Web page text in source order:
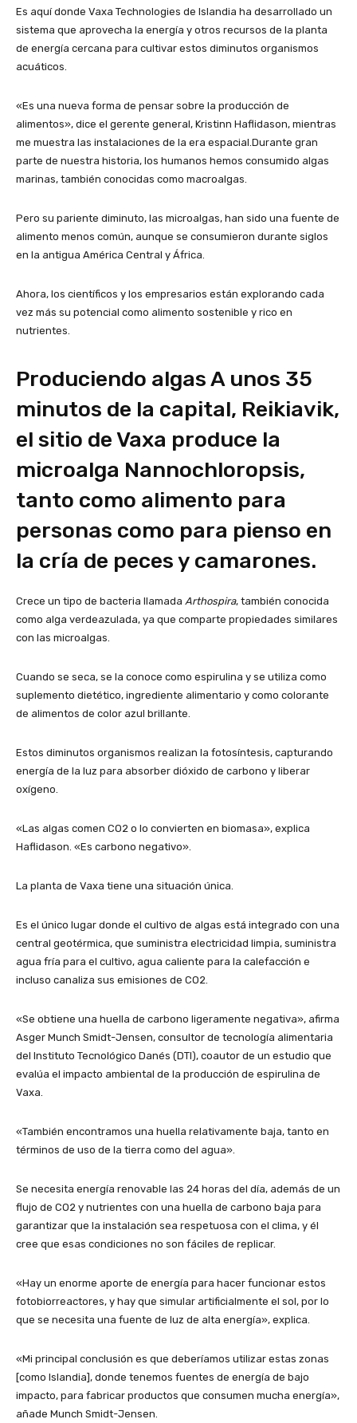
Es aquí donde Vaxa Technologies de Islandia ha desarrollado un
sistema que aprovecha la energía y otros recursos de la planta
de energía cercana para cultivar estos diminutos organismos
acuáticos.
«Es una nueva forma de pensar sobre la producción de
alimentos», dice el gerente general, Kristinn Haflidason, mientras
me muestra las instalaciones de la era espacial.Durante gran
parte de nuestra historia, los humanos hemos consumido algas
marinas, también conocidas como macroalgas.
Pero su pariente diminuto, las microalgas, han sido una fuente de
alimento menos común, aunque se consumieron durante siglos
en la antigua América Central y África.
Ahora, los científicos y los empresarios están explorando cada
vez más su potencial como alimento sostenible y rico en
nutrientes.
Produciendo algas A unos 35
minutos de la capital, Reikiavik,
el sitio de Vaxa produce la
microalga Nannochloropsis,
tanto como alimento para
personas como para pienso en
la cría de peces y camarones.
Crece un tipo de bacteria llamada Arthospira, también conocida
como alga verdeazulada, ya que comparte propiedades similares
con las microalgas.
Cuando se seca, se la conoce como espirulina y se utiliza como
suplemento dietético, ingrediente alimentario y como colorante
de alimentos de color azul brillante.
Estos diminutos organismos realizan la fotosíntesis, capturando
energía de la luz para absorber dióxido de carbono y liberar
oxígeno.
«Las algas comen CO2 o lo convierten en biomasa», explica
Haflidason. «Es carbono negativo».
La planta de Vaxa tiene una situación única.
Es el único lugar donde el cultivo de algas está integrado con una
central geotérmica, que suministra electricidad limpia, suministra
agua fría para el cultivo, agua caliente para la calefacción e
incluso canaliza sus emisiones de CO2.
«Se obtiene una huella de carbono ligeramente negativa», afirma
Asger Munch Smidt-Jensen, consultor de tecnología alimentaria
del Instituto Tecnológico Danés (DTI), coautor de un estudio que
evalúa el impacto ambiental de la producción de espirulina de
Vaxa.
«También encontramos una huella relativamente baja, tanto en
términos de uso de la tierra como del agua».
Se necesita energía renovable las 24 horas del día, además de un
flujo de CO2 y nutrientes con una huella de carbono baja para
garantizar que la instalación sea respetuosa con el clima, y ​​él
cree que esas condiciones no son fáciles de replicar.
«Hay un enorme aporte de energía para hacer funcionar estos
fotobiorreactores, y hay que simular artificialmente el sol, por lo
que se necesita una fuente de luz de alta energía», explica.
«Mi principal conclusión es que deberíamos utilizar estas zonas
[como Islandia], donde tenemos fuentes de energía de bajo
impacto, para fabricar productos que consumen mucha energía»,
añade Munch Smidt-Jensen.